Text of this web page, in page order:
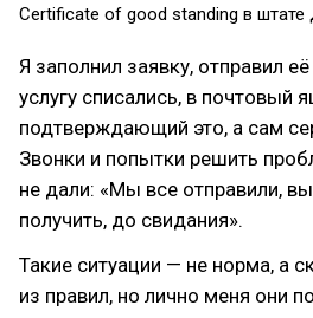
Certificate of good standing в штате
Я заполнил заявку, отправил
услугу списались, в почтовый
подтверждающий это, а сам
Звонки и попытки решить
не дали: «Мы все отправили,
получить, до свидания».
Такие ситуации — не норма, а
из правил, но лично меня они